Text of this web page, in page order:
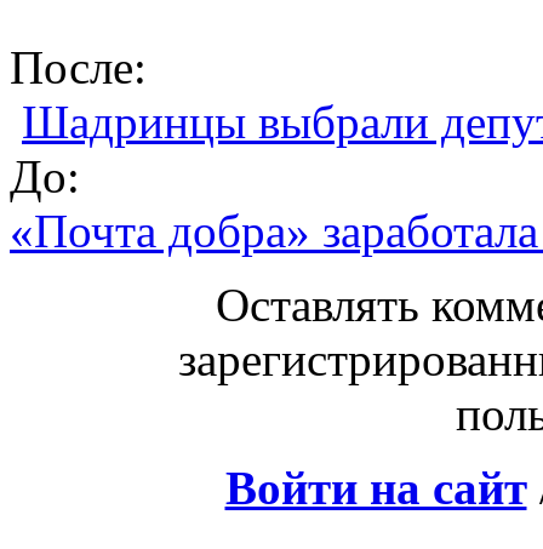
После:
Шадринцы выбрали
До:
«Почта добра»
Оставлять
Войти на сайт